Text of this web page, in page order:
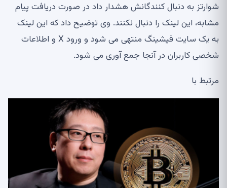
شوارتز به دنبال کنندگانش هشدار داد در صورت دریافت پیام
مشابه، این لینک را دنبال نکنند. وی توضیح داد که این لینک
به یک سایت فیشینگ منتهی می شود و ورود X و اطلاعات
شخصی کاربران در آنجا جمع آوری می شود.
مرتبط با